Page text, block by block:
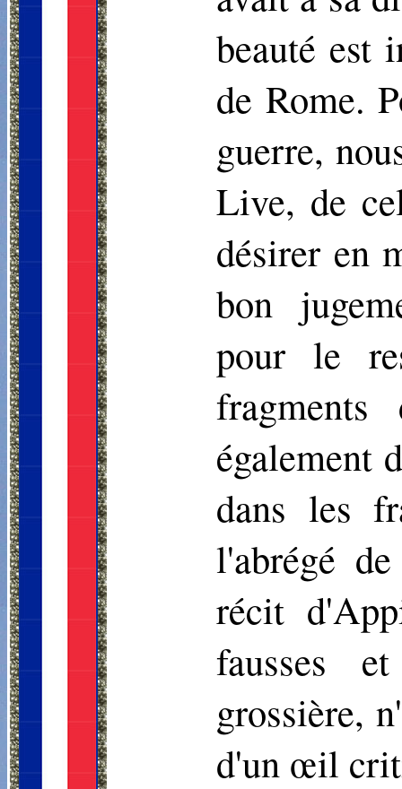
beauté est
de Rome.
guerre,
Live, de
désirer en
bon
pour le
également
dans les
l'abrégé
récit
fausses
grossière,
d'un œil